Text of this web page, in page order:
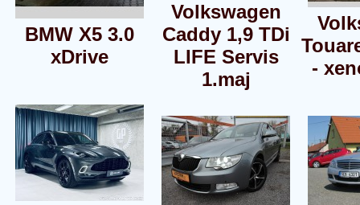
BMW X5 3.0
xDrive
Volkswagen
Caddy 1,9 TDi
LIFE Servis
1.maj
-